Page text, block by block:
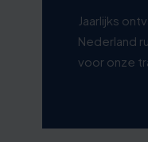
Jaarlijks
Nederland
voor onze